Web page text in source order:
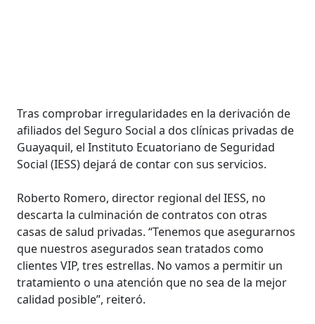
Tras comprobar irregularidades en la derivación de
afiliados del Seguro Social a dos clínicas privadas de
Guayaquil, el Instituto Ecuatoriano de Seguridad
Social (IESS) dejará de contar con sus servicios.
Roberto Romero, director regional del IESS, no
descarta la culminación de contratos con otras
casas de salud privadas. “Tenemos que asegurarnos
que nuestros asegurados sean tratados como
clientes VIP, tres estrellas. No vamos a permitir un
tratamiento o una atención que no sea de la mejor
calidad posible”, reiteró.